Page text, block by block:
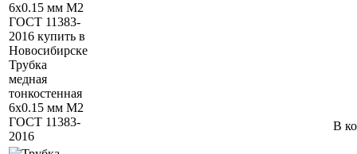
Трубка
медная
тонкостенная
6х0.15 мм М2
ГОСТ 11383-
2016
В